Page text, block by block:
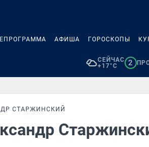
АФИША ГОРОСКОПЫ
СЕЙЧАС
+17°C
2
СТАРЖИНСКИЙ